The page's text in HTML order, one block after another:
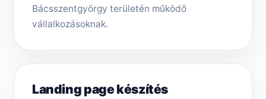
Bácsszentgyörgy területén működő
vállalkozásoknak.
Landing page készítés